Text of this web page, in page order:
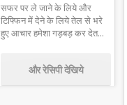
सफर पर ले जाने के लिये और
टिफ्फिन में देने के लिये तेल से भरे
हुए आचार हमेशा गड़बड़ कर देत...
और रेसिपी देखिये